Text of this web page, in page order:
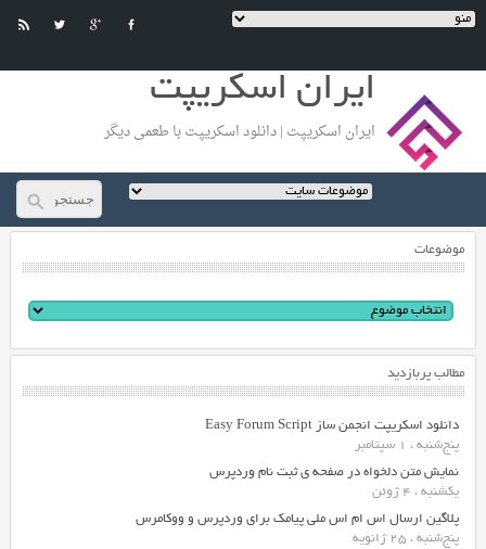
ایران اسکریپت
ایران اسکریپت | دانلود اسکریپت با طعمی دیگر
موضوعات
مطالب پربازدید
دانلود اسکریپت انجمن ساز Easy Forum Script
پنج‌شنبه ، 1 سپتامبر
نمایش متن دلخواه در صفحه ی ثبت نام وردپرس
یکشنبه ، 4 ژوئن
پلاگین ارسال اس ام اس ملی پیامک برای وردپرس و ووکامرس
پنج‌شنبه ، 25 ژانویه